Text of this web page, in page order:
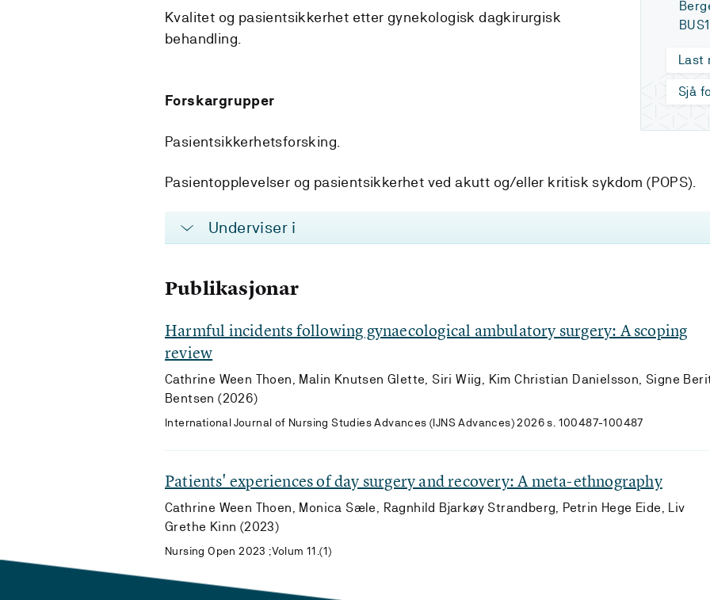
Last
Sjå
Kvalitet og pasientsikkerhet etter gynekologisk dagkirurgisk
behandling.
Forskargrupper
Pasientsikkerhetsforsking.
Pasientopplevelser og pasientsikkerhet ved akutt og/eller kritisk sykdom (POPS).
Underviser i
Publikasjonar
Harmful incidents following gynaecological ambulatory surgery: A scoping
review
Cathrine Ween Thoen, Malin Knutsen Glette, Siri Wiig, Kim Christian Danielsson, Signe
Bentsen (2026)
International Journal of Nursing Studies Advances (IJNS Advances) 2026 s. 100487-100487
Patients' experiences of day surgery and recovery: A meta-ethnography
Cathrine Ween Thoen, Monica Sæle, Ragnhild Bjarkøy Strandberg, Petrin Hege Eide, Liv
Grethe Kinn (2023)
Nursing Open 2023 ;Volum 11.(1)